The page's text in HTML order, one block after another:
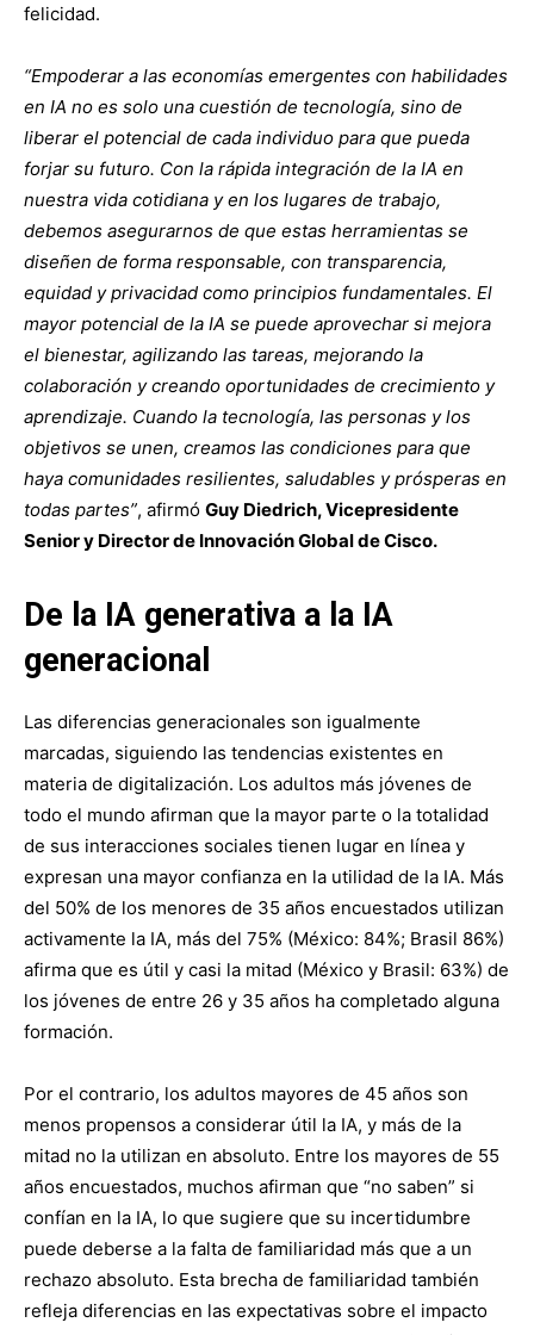
felicidad.
“Empoderar a las economías emergentes con habilidades
en IA no es solo una cuestión de tecnología, sino de
liberar el potencial de cada individuo para que pueda
forjar su futuro. Con la rápida integración de la IA en
nuestra vida cotidiana y en los lugares de trabajo,
debemos asegurarnos de que estas herramientas se
diseñen de forma responsable, con transparencia,
equidad y privacidad como principios fundamentales. El
mayor potencial de la IA se puede aprovechar si mejora
el bienestar, agilizando las tareas, mejorando la
colaboración y creando oportunidades de crecimiento y
aprendizaje. Cuando la tecnología, las personas y los
objetivos se unen, creamos las condiciones para que
haya comunidades resilientes, saludables y prósperas en
todas partes”, afirmó Guy Diedrich, Vicepresidente
Senior y Director de Innovación Global de Cisco.
De la IA generativa a la IA
generacional
Las diferencias generacionales son igualmente
marcadas, siguiendo las tendencias existentes en
materia de digitalización. Los adultos más jóvenes de
todo el mundo afirman que la mayor parte o la totalidad
de sus interacciones sociales tienen lugar en línea y
expresan una mayor confianza en la utilidad de la IA. Más
del 50% de los menores de 35 años encuestados utilizan
activamente la IA, más del 75% (México: 84%; Brasil 86%)
afirma que es útil y casi la mitad (México y Brasil: 63%) de
los jóvenes de entre 26 y 35 años ha completado alguna
formación.
Por el contrario, los adultos mayores de 45 años son
menos propensos a considerar útil la IA, y más de la
mitad no la utilizan en absoluto. Entre los mayores de 55
años encuestados, muchos afirman que “no saben” si
confían en la IA, lo que sugiere que su incertidumbre
puede deberse a la falta de familiaridad más que a un
rechazo absoluto. Esta brecha de familiaridad también
refleja diferencias en las expectativas sobre el impacto